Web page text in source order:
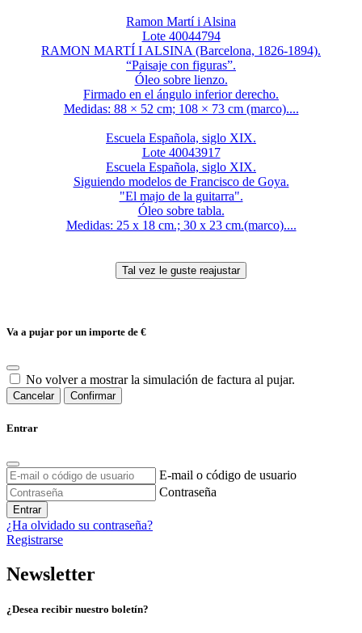
Ramon Martí i Alsina
Lote 40044794
RAMON MARTÍ I ALSINA (Barcelona, 1826-1894).
“Paisaje con figuras”.
Óleo sobre lienzo.
Firmado en el ángulo inferior derecho.
Medidas: 88 × 52 cm; 108 × 73 cm (marco)....
Escuela Española, siglo XIX.
Lote 40043917
Escuela Española, siglo XIX.
Siguiendo modelos de Francisco de Goya.
"El majo de la guitarra".
Óleo sobre tabla.
Medidas: 25 x 18 cm.; 30 x 23 cm.(marco)....
Va a pujar por un importe de €
No volver a mostrar la simulación de factura al pujar.
Cancelar Confirmar
Entrar
E-mail o código de usuario
Contraseña
Entrar
¿Ha olvidado su contraseña?
Registrarse
Newsletter
¿Desea recibir nuestro boletín?